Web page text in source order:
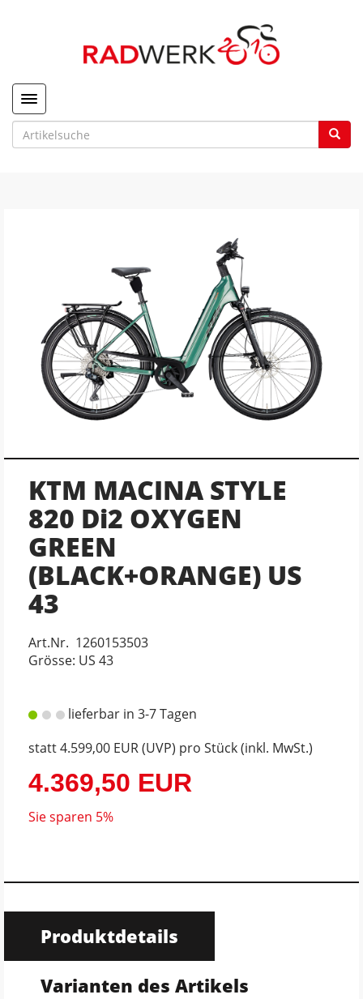
Toggle navigation
KTM MACINA STYLE
820 Di2 OXYGEN
GREEN
(BLACK+ORANGE) US
43
Art.Nr. 1260153503
Grösse: US 43
lieferbar in 3-7 Tagen
statt4.599,00 EUR(UVP) pro Stück (inkl. MwSt.)
4.369,50 EUR
Sie sparen 5%
Produktdetails
Varianten des Artikels